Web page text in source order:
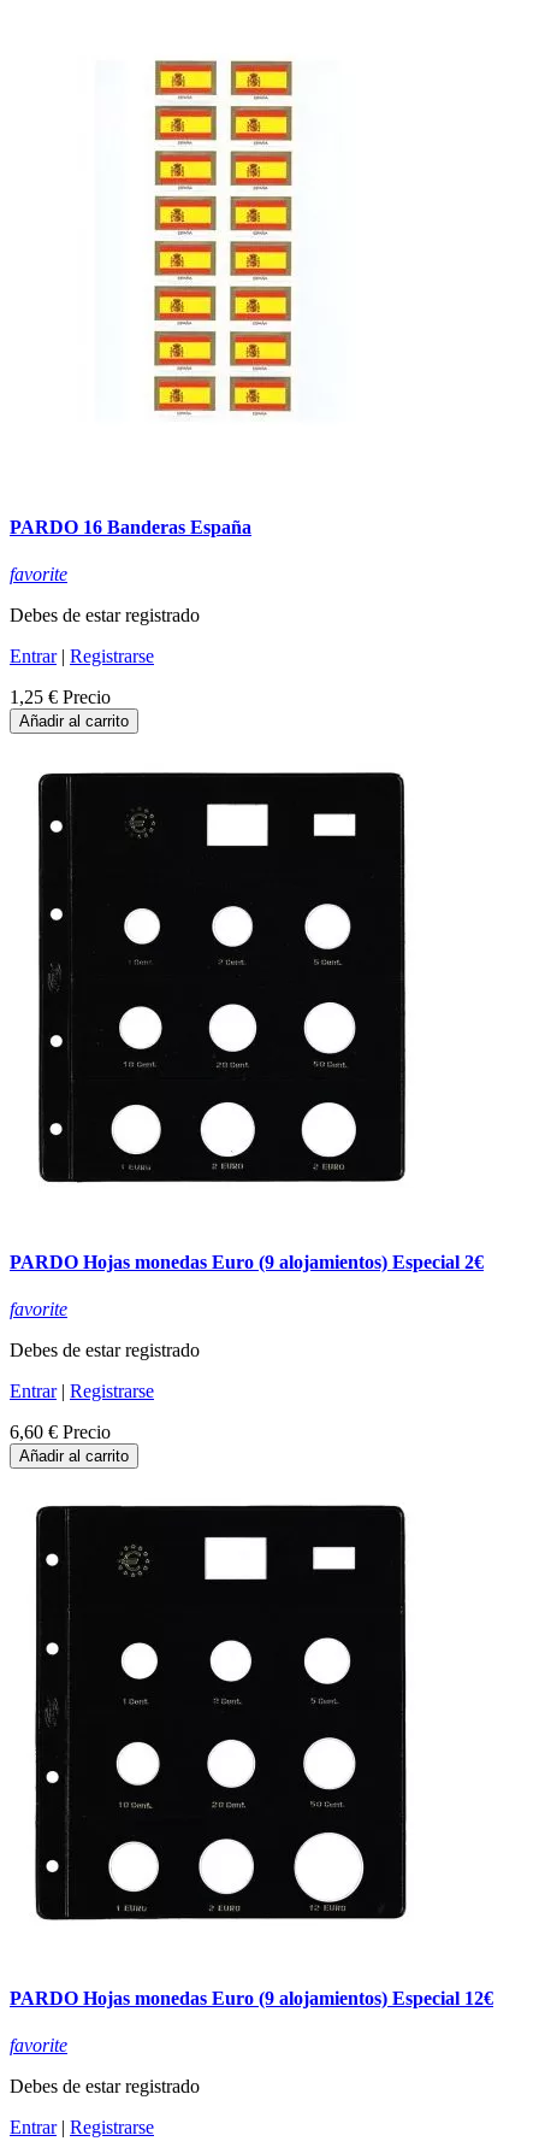
PARDO 16 Banderas España
favorite
Debes de estar registrado
Entrar| Registrarse
1,25 € Precio
Añadir al carrito
PARDO Hojas monedas Euro (9 alojamientos) Especial 2€
favorite
Debes de estar registrado
Entrar| Registrarse
6,60 € Precio
Añadir al carrito
PARDO Hojas monedas Euro (9 alojamientos) Especial 12€
favorite
Debes de estar registrado
Entrar| Registrarse